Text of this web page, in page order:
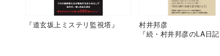
『道玄坂上ミステリ監視塔』
村井邦彦
『続・村井邦彦のLA日